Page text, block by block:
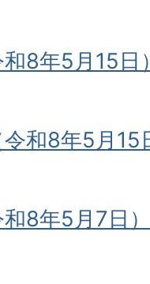
8年5月15
和8年5月15
8年5月7日